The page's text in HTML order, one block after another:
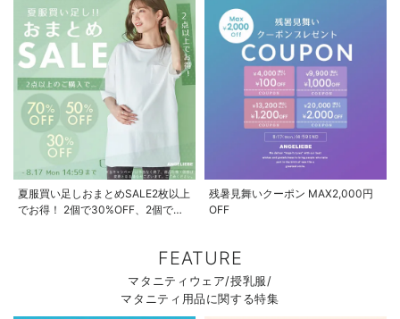
夏服買い足しおまとめSALE2枚以上
でお得！ 2個で30%OFF、2個で
残暑見舞いクーポン MAX2,000円
OFF
FEATURE
マタニティウェア/授乳服/
マタニティ用品に関する特集